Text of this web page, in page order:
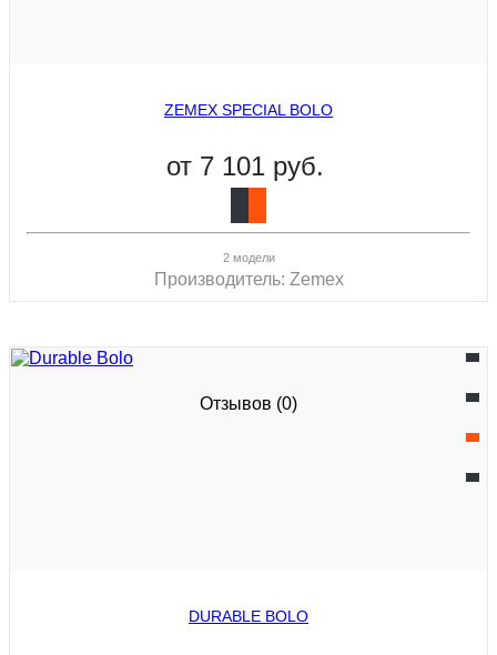
ZEMEX SPECIAL BOLO
от 7 101 руб.
2 модели
Производитель: Zemex
Отзывов (0)
DURABLE BOLO